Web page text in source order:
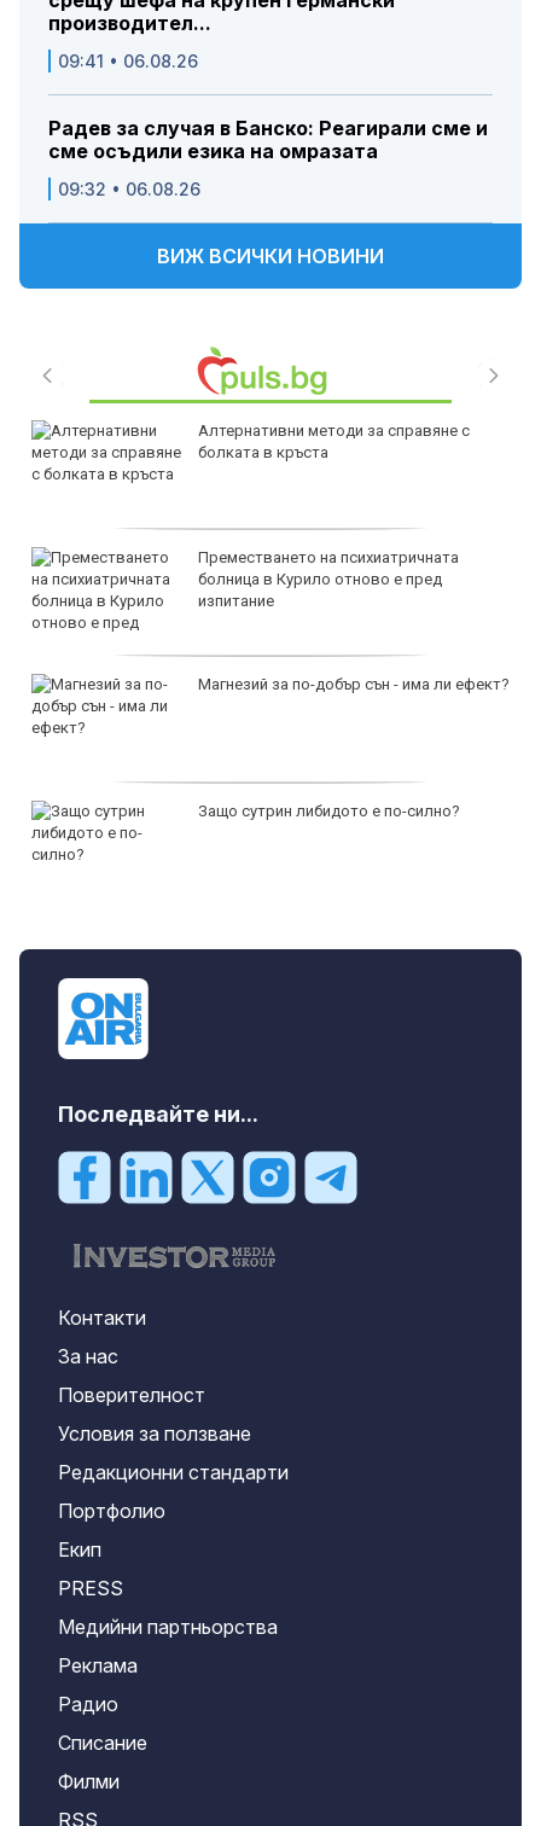
производител...
09:41 • 06.08.26
Радев за случая в Банско: Реагирали сме и
сме осъдили езика на омразата
09:32 • 06.08.26
ВИЖ ВСИЧКИ НОВИНИ
Алтернативни методи за справяне с
болката в кръста
Преместването на психиатричната
болница в Курило отново е пред
изпитание
Магнезий за по-добър сън - има ли ефект?
Защо сутрин либидото е по-силно?
Последвайте ни...
Контакти
За нас
Поверителност
Условия за ползване
Редакционни стандарти
Портфолио
Екип
PRESS
Медийни партньорства
Реклама
Радио
Списание
Филми
RSS